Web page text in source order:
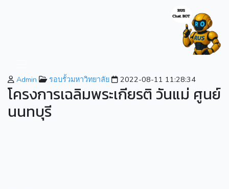
Admin รอบรั้วมหาวิทยาลัย 2022-08-11 11:28:34
โครงการเฉลิมพระเกียรติ วันแม่ ศูนย์
นนทบุรี